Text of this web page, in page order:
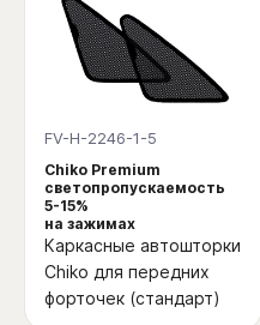
FV-H-2246-1-5
Chiko Premium
светопропускаемость
5-15%
на зажимах
Каркасные автошторки
Chiko для передних
форточек (стандарт)